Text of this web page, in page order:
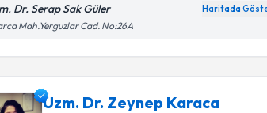
Dr. Serap Sak Güler Haritada
Mah.Yerguzlar Cad. No:26A
Uzm. Dr. Zeynep Karaca